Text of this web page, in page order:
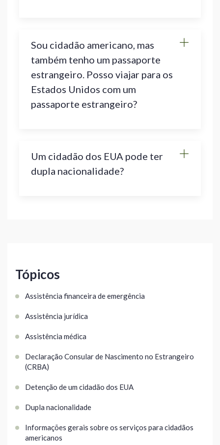
Tópicos
Assistência financeira de emergência
Assistência jurídica
Assistência médica
Declaração Consular de Nascimento no Estrangeiro
(CRBA)
Detenção de um cidadão dos EUA
Dupla nacionalidade
Informações gerais sobre os serviços para cidadãos
americanos
Sou cidadão americano, mas
também tenho um passaporte
estrangeiro. Posso viajar para os
Estados Unidos com um
passaporte estrangeiro?
Um cidadão dos EUA pode ter
dupla nacionalidade?